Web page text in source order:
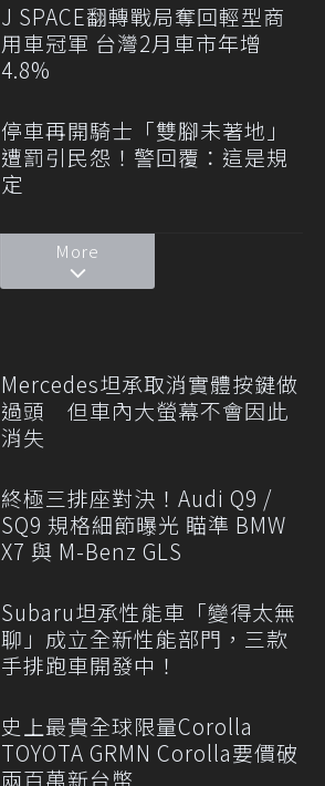
J SPACE翻轉戰局奪回輕型商
用車冠軍 台灣2月車市年增
4.8%
停車再開騎士「雙腳未著地」
遭罰引民怨！警回覆：這是規
定
More
Mercedes坦承取消實體按鍵做
過頭 但車內大螢幕不會因此
消失
終極三排座對決！Audi Q9 /
SQ9 規格細節曝光 瞄準 BMW
X7 與 M-Benz GLS
Subaru坦承性能車「變得太無
聊」成立全新性能部門，三款
手排跑車開發中！
史上最貴全球限量Corolla
TOYOTA GRMN Corolla要價破
兩百萬新台幣